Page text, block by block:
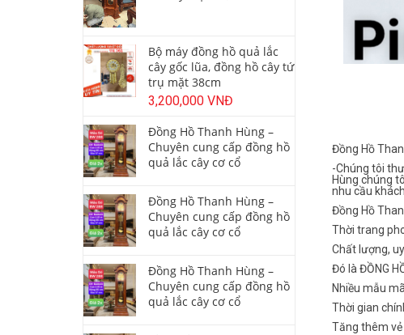
Đồng Hồ
-Chúng tôi
Hùng chúng
nhu cầu
Đồng Hồ
Thời trang
Chất lượng,
Đó là ĐỒNG
Nhiều mẫu
Thời gian
Tăng thêm vẻ
Bộ máy đồng hồ quả lắc
cây gốc lũa, đồng hồ cây tứ
trụ mặt 38cm
3,200,000 VNĐ
Đồng Hồ Thanh Hùng –
Chuyên cung cấp đồng hồ
quả lắc cây cơ cổ
Đồng Hồ Thanh Hùng –
Chuyên cung cấp đồng hồ
quả lắc cây cơ cổ
Đồng Hồ Thanh Hùng –
Chuyên cung cấp đồng hồ
quả lắc cây cơ cổ